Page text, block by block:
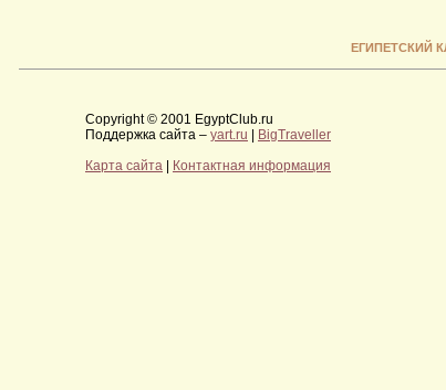
ЕГИПЕТСКИЙ
Copyright © 2001 EgyptClub.ru
Поддержка сайта – yart.ru | BigTraveller
Карта сайта | Контактная информация